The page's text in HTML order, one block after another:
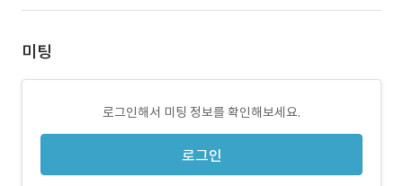
미팅
로그인해서 미팅 정보를 확인해보세요.
로그인